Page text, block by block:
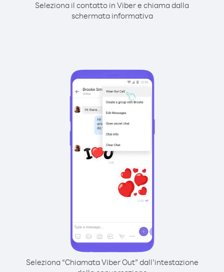
Seleziona il contatto in Viber e chiama dalla
schermata informativa
Seleziona “Chiamata Viber Out” dall’intestazione